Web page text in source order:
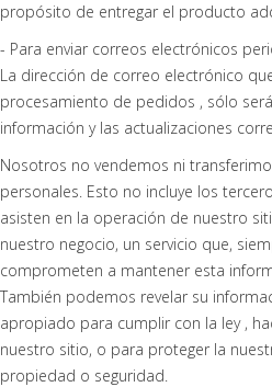
propósito de entregar el producto
- Para enviar correos electrónicos
La dirección de correo electrónico
procesamiento de pedidos , sólo
información y las actualizaciones
Nosotros no vendemos ni
personales. Esto no incluye los
asisten en la operación de nuestro
nuestro negocio, un servicio que,
comprometen a mantener esta
También podemos revelar su
apropiado para cumplir con la ley ,
nuestro sitio, o para proteger la
propiedad o seguridad.